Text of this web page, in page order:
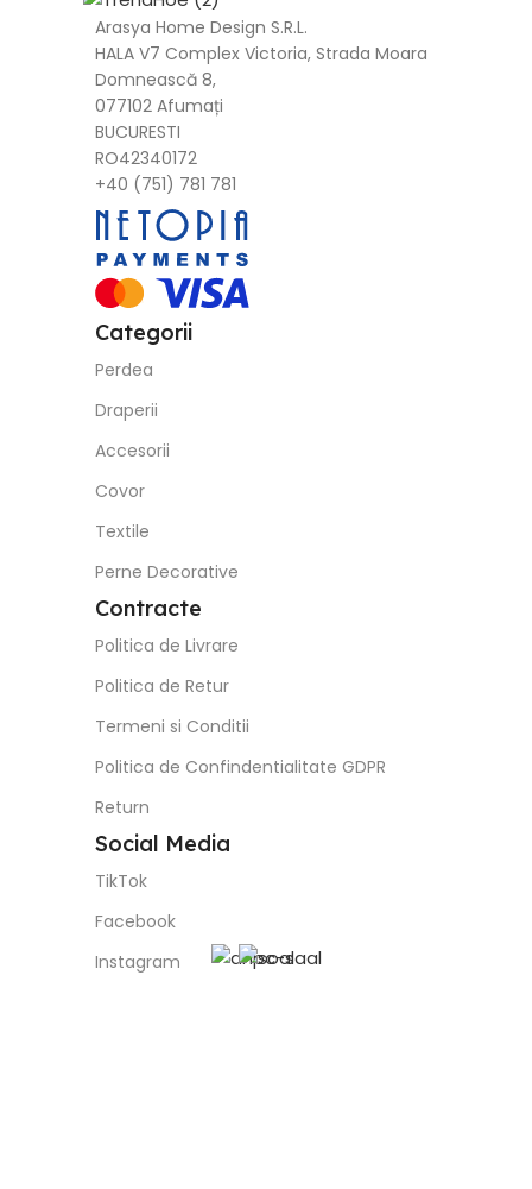
Arasya Home Design S.R.L.
HALA V7 Complex Victoria, Strada Moara
Domnească 8,
077102 Afumați
BUCURESTI
RO42340172
+40 (751) 781 781
Categorii
Perdea
Draperii
Accesorii
Covor
Textile
Perne Decorative
Contracte
Politica de Livrare
Politica de Retur
Termeni si Conditii
Politica de Confindentialitate GDPR
Return
Social Media
TikTok
Facebook
Instagram